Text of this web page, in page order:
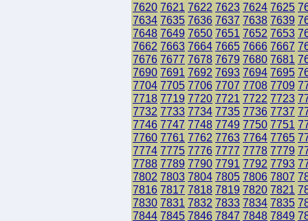
7620 7621 7622 7623 7624 7625
7634 7635 7636 7637 7638 7639
7648 7649 7650 7651 7652 7653
7662 7663 7664 7665 7666 7667
7676 7677 7678 7679 7680 7681
7690 7691 7692 7693 7694 7695
7704 7705 7706 7707 7708 7709
7718 7719 7720 7721 7722 7723
7732 7733 7734 7735 7736 7737
7746 7747 7748 7749 7750 7751
7760 7761 7762 7763 7764 7765
7774 7775 7776 7777 7778 7779
7788 7789 7790 7791 7792 7793
7802 7803 7804 7805 7806 7807
7816 7817 7818 7819 7820 7821
7830 7831 7832 7833 7834 7835
7844 7845 7846 7847 7848 7849